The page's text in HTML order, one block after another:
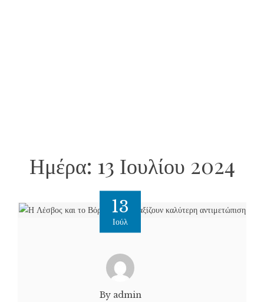
Ημέρα: 13 Ιουλίου 2024
13
Ιούλ
By admin